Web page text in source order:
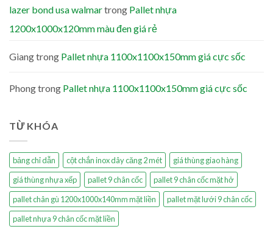
lazer bond usa walmartrong Pallet nhựa
1200x1000x120mm màu đen giá rẻ
Giangtrong Pallet nhựa 1100x1100x150mm giá cực sốc
Phongtrong Pallet nhựa 1100x1100x150mm giá cực sốc
TỪ KHÓA
bảng chỉ dẫn cột chắn inox dây căng 2 mét
giá thùng giao hàng
giá thùng nhựa xếp
pallet 9 chân cốc
pallet 9 chân cốc mặt hở
pallet chân gù 1200x1000x140mm mặt liền
pallet mặt lưới 9 chân cốc
pallet nhựa 9 chân cốc mặt liền